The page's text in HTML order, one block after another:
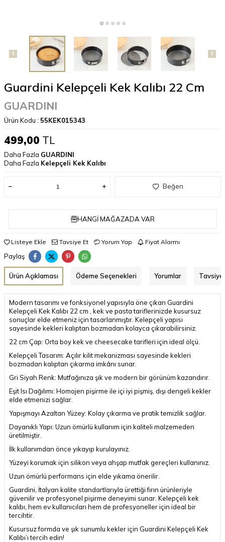
Guardini Kelepçeli Kek Kalıbı 22 Cm
GUARDINI
Ürün Kodu : 55KEK015343
499,00 TL
Daha Fazla GUARDINI
Daha Fazla Kelepçeli Kek Kalıbı
Beğen
HANGI MAĞAZADA VAR
Listeye Ekle Tavsiye Et Yorum Yap Fiyat Alarmı
Paylaş
Ürün Açıklaması Ödeme Seçenekleri Yorumlar Tavsiye
Modern tasarımı ve fonksiyonel yapısıyla öne çıkan Guardini
Kelepçeli Kek Kalıbı 22 cm , kek ve pasta tariflerinizde kusursuz
sonuçlar elde etmeniz için tasarlanmıştır. Kelepçeli yapısı
sayesinde kekleri kalıptan bozmadan kolayca çıkarabilirsiniz.
22 cm Çap: Orta boy kek ve cheesecake tarifleri için ideal ölçü.
Kelepçeli Tasarım: Açılır kilit mekanizması sayesinde kekleri
bozmadan kalıptan çıkarma imkânı sunar.
Gri Siyah Renk: Mutfağınıza şık ve modern bir görünüm kazandırır.
Eşit Isı Dağılımı: Homojen pişirme ile içi iyi pişmiş, dışı dengeli kekler
elde etmenizi sağlar.
Yapışmayı Azaltan Yüzey: Kolay çıkarma ve pratik temizlik sağlar.
Dayanıklı Yapı: Uzun ömürlü kullanım için kaliteli malzemeden
üretilmiştir.
İlk kullanımdan önce yıkayıp kurulayınız.
Yüzeyi korumak için silikon veya ahşap mutfak gereçleri kullanınız.
Uzun ömürlü performans için elde yıkama önerilir.
Guardini, İtalyan kalite standartlarıyla ürettiği fırın ürünleriyle
güvenilir ve profesyonel pişirme deneyimi sunar. Kelepçeli kek
kalıbı, hem ev kullanıcıları hem de profesyoneller için ideal bir
tercihtir.
Kusursuz formda ve şık sunumlu kekler için Guardini Kelepçeli Kek
Kalıbı’ı tercih edin!